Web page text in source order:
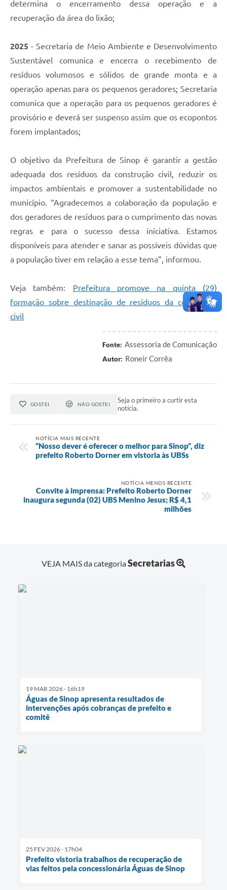
determina o encerramento dessa operação e a
recuperação da área do lixão;
2025- Secretaria de Meio Ambiente e Desenvolvimento
Sustentável comunica e encerra o recebimento de
resíduos volumosos e sólidos de grande monta e a
operação apenas para os pequenos geradores; Secretaria
comunica que a operação para os pequenos geradores é
provisório e deverá ser suspenso assim que os ecopontos
forem implantados;
O objetivo da Prefeitura de Sinop é garantir a gestão
adequada dos resíduos da construção civil, reduzir os
impactos ambientais e promover a sustentabilidade no
município. “Agradecemos a colaboração da população e
dos geradores de resíduos para o cumprimento das novas
regras e para o sucesso dessa iniciativa. Estamos
disponíveis para atender e sanar as possíveis dúvidas que
a população tiver em relação a esse tema”, informou.
Veja também: Prefeitura promove na quinta (29)
formação sobre destinação de resíduos da construção
civil
Fonte: Assessoria de Comunicação
Autor: Roneir Corrêa
GOSTEI NÃO GOSTEI
Seja o primeiro a curtir esta
notícia.
NOTÍCIA MAIS RECENTE
“Nosso dever é oferecer o melhor para Sinop”, diz
prefeito Roberto Dorner em vistoria às UBSs
NOTÍCIA MENOS RECENTE
Convite à imprensa: Prefeito Roberto Dorner
inaugura segunda (02) UBS Menino Jesus; R$ 4,1
milhões
VEJA MAIS da categoriaSecretarias
19 MAR 2026 - 16h19
Águas de Sinop apresenta resultados de
intervenções após cobranças de prefeito e
comitê
25 FEV 2026 - 17h04
Prefeito vistoria trabalhos de recuperação de
vias feitos pela concessionária Águas de Sinop